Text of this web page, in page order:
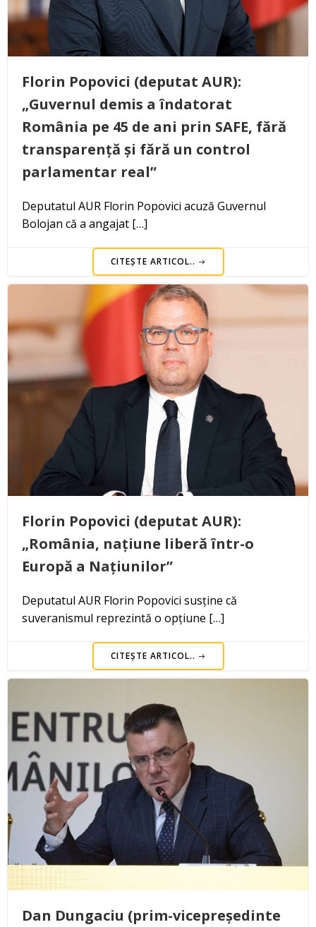
Florin Popovici (deputat AUR):
„Guvernul demis a îndatorat
România pe 45 de ani prin SAFE, fără
transparență și fără un control
parlamentar real”
Deputatul AUR Florin Popovici acuză Guvernul
Bolojan că a angajat […]
CITEȘTE ARTICOL..
Florin Popovici (deputat AUR):
„România, națiune liberă într-o
Europă a Națiunilor”
Deputatul AUR Florin Popovici susține că
suveranismul reprezintă o opțiune […]
CITEȘTE ARTICOL..
Dan Dungaciu (prim-vicepreședinte